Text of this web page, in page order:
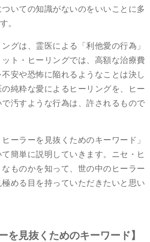
いての知識がないのをいいことに多
。
グは、霊医による「利他愛の行為」
ト・ヒーリングでは、高額な治療費
安や恐怖に陥れるようなことは決し
純粋な愛によるヒーリングを、ヒー
汚すような行為は、許されるもので
ーラーを見抜くためのキーワード」
簡単に説明していきます。ニセ・ヒ
ものかを知って、世の中のヒーラー
める目を持っていただきたいと思い
を見抜くためのキーワード】